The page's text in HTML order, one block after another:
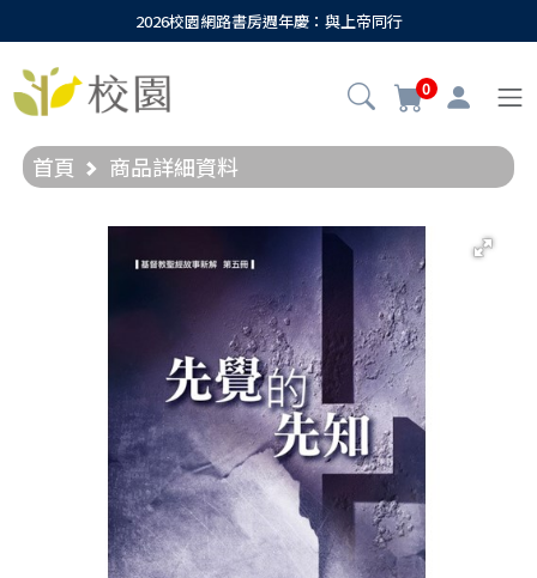
2026校園網路書房週年慶：與上帝同行
0
首頁 商品詳細資料